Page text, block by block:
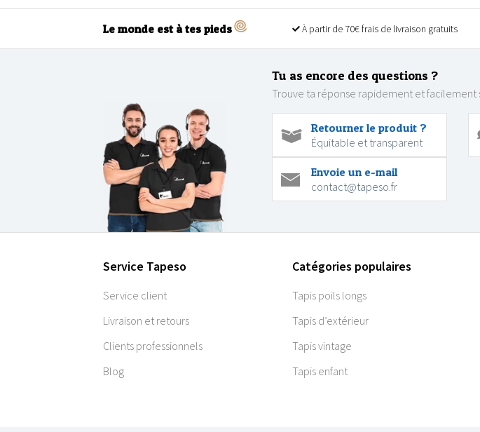
Le monde est à tes pieds À partir de 70€ frais de livraison gratuits
Tu as encore des questions ?
Trouve ta réponse rapidement et facilement
Retourner le produit ?
Équitable et transparent
Envoie un e-mail
contact@tapeso.fr
Service Tapeso
Service client
Livraison et retours
Clients professionnels
Blog
Catégories populaires
Tapis poils longs
Tapis d’extérieur
Tapis vintage
Tapis enfant